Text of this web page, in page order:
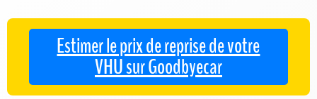
Estimer le prix de reprise de votre
VHU sur Goodbyecar